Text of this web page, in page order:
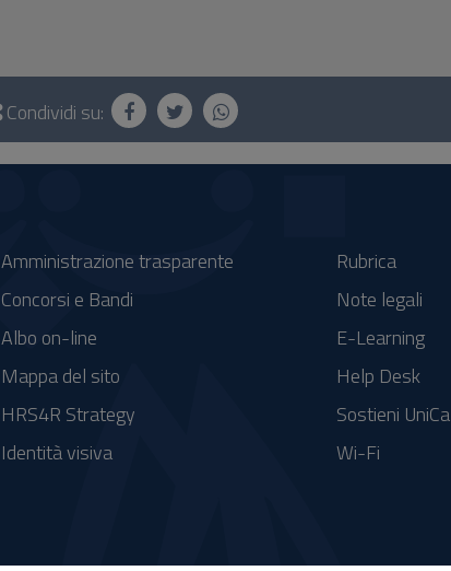
Condividi su:
Amministrazione trasparente
Concorsi e Bandi
Albo on-line
Mappa del sito
HRS4R Strategy
Identità visiva
Rubrica
Note legali
E-Learning
Help Desk
Sostieni UniCa
Wi-Fi